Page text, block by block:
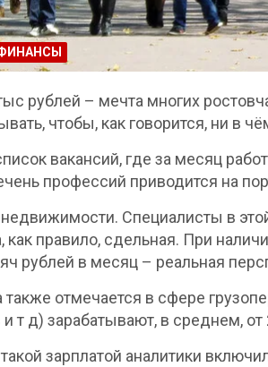
рублей – мечта многих
чтобы, как говорится, ни в
вакансий, где за месяц
профессий приводится на
Специалисты в
как правило, сдельная. При
рублей в месяц – реальная
отмечается в сфере
и т д) зарабатывают, в среднем,
зарплатой аналитики